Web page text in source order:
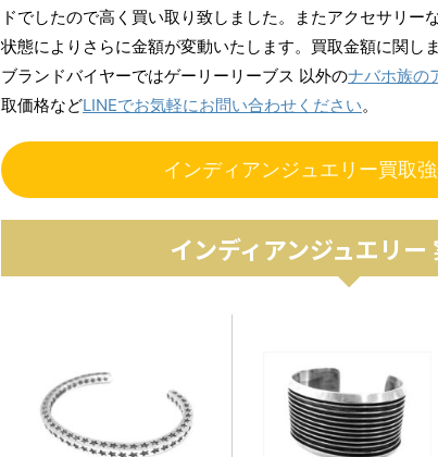
ドでしたので高く買い取り致しました。またアクセサリー
状態によりさらに金額が変動いたします。買取金額に関し
ブランドバイヤーではゲーリーリーブス 以外のナバホ族の
取価格などLINEでお気軽にお問い合わせください。
インディアンジュエリー買取
インディアンジュエリー